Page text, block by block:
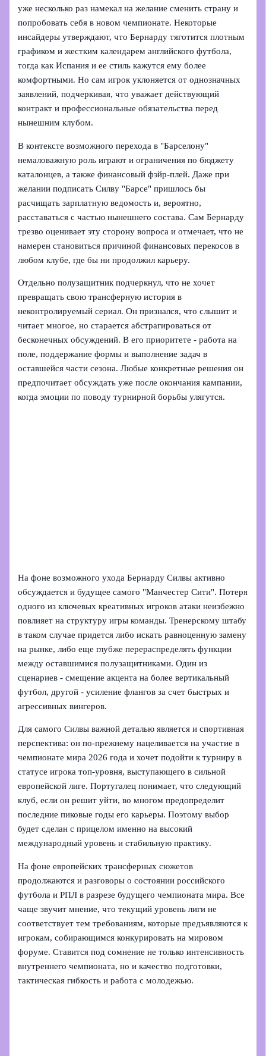
уже несколько раз намекал на желание сменить страну и
попробовать себя в новом чемпионате. Некоторые
инсайдеры утверждают, что Бернарду тяготится плотным
графиком и жестким календарем английского футбола,
тогда как Испания и ее стиль кажутся ему более
комфортными. Но сам игрок уклоняется от однозначных
заявлений, подчеркивая, что уважает действующий
контракт и профессиональные обязательства перед
нынешним клубом.
В контексте возможного перехода в "Барселону"
немаловажную роль играют и ограничения по бюджету
каталонцев, а также финансовый фэйр‑плей. Даже при
желании подписать Силву "Барсе" пришлось бы
расчищать зарплатную ведомость и, вероятно,
расставаться с частью нынешнего состава. Сам Бернарду
трезво оценивает эту сторону вопроса и отмечает, что не
намерен становиться причиной финансовых перекосов в
любом клубе, где бы ни продолжил карьеру.
Отдельно полузащитник подчеркнул, что не хочет
превращать свою трансферную история в
неконтролируемый сериал. Он признался, что слышит и
читает многое, но старается абстрагироваться от
бесконечных обсуждений. В его приоритете - работа на
поле, поддержание формы и выполнение задач в
оставшейся части сезона. Любые конкретные решения он
предпочитает обсуждать уже после окончания кампании,
когда эмоции по поводу турнирной борьбы улягутся.
На фоне возможного ухода Бернарду Силвы активно
обсуждается и будущее самого "Манчестер Сити". Потеря
одного из ключевых креативных игроков атаки неизбежно
повлияет на структуру игры команды. Тренерскому штабу
в таком случае придется либо искать равноценную замену
на рынке, либо еще глубже перераспределять функции
между оставшимися полузащитниками. Один из
сценариев - смещение акцента на более вертикальный
футбол, другой - усиление флангов за счет быстрых и
агрессивных вингеров.
Для самого Силвы важной деталью является и спортивная
перспектива: он по‑прежнему нацеливается на участие в
чемпионате мира 2026 года и хочет подойти к турниру в
статусе игрока топ‑уровня, выступающего в сильной
европейской лиге. Португалец понимает, что следующий
клуб, если он решит уйти, во многом предопределит
последние пиковые годы его карьеры. Поэтому выбор
будет сделан с прицелом именно на высокий
международный уровень и стабильную практику.
На фоне европейских трансферных сюжетов
продолжаются и разговоры о состоянии российского
футбола и РПЛ в разрезе будущего чемпионата мира. Все
чаще звучит мнение, что текущий уровень лиги не
соответствует тем требованиям, которые предъявляются к
игрокам, собирающимся конкурировать на мировом
форуме. Ставится под сомнение не только интенсивность
внутреннего чемпионата, но и качество подготовки,
тактическая гибкость и работа с молодежью.